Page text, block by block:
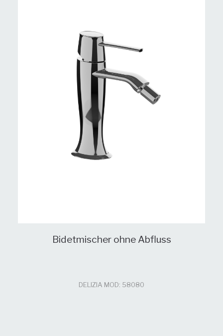
Bidetmischer ohne Abfluss
DELIZIA MOD: 58080